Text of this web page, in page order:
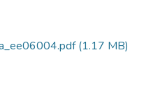
(1.17 MB)